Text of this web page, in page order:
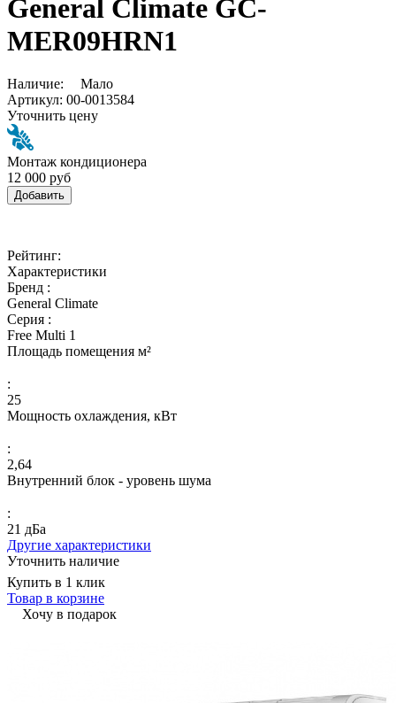
General Climate GC-
MER09HRN1
Наличие:
Мало
Артикул: 00-0013584
Уточнить цену
Монтаж кондиционера
12 000 руб
Добавить
Рейтинг:
Характеристики
Бренд :
General Climate
Серия :
Free Multi 1
Площадь помещения м²
:
25
Мощность охлаждения, кВт
:
2,64
Внутренний блок - уровень шума
:
21 дБа
Другие характеристики
Уточнить наличие
Купить в 1 клик
Товар в корзине
Хочу в подарок